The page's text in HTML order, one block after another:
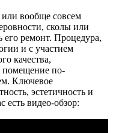
вообще совсем
сколы или
его ремонт. Процедура,
и с участием
качества,
помещение по-
Ключевое
эстетичность и
есть видео-обзор: